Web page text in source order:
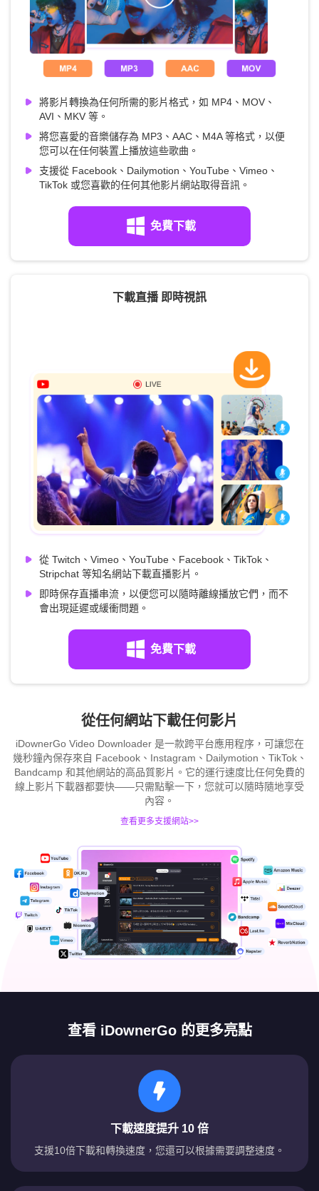
將影片轉換為任何所需的影片格式，如 MP4、MOV、
AVI、MKV 等。
將您喜愛的音樂儲存為 MP3、AAC、M4A 等格式，以便
您可以在任何裝置上播放這些歌曲。
支援從 Facebook、Dailymotion、YouTube、Vimeo、
TikTok 或您喜歡的任何其他影片網站取得音訊。
免費下載
下載直播 即時視訊
從 Twitch、Vimeo、YouTube、Facebook、TikTok、
Stripchat 等知名網站下載直播影片。
即時保存直播串流，以便您可以隨時離線播放它們，而不
會出現延遲或緩衝問題。
免費下載
從任何網站下載任何影片
iDownerGo Video Downloader 是一款跨平台應用程序，可讓您在
幾秒鐘內保存來自 Facebook、Instagram、Dailymotion、TikTok、
Bandcamp 和其他網站的高品質影片。它的運行速度比任何免費的
線上影片下載器都要快——只需點擊一下，您就可以隨時隨地享受
內容。
查看更多支援網站>>
查看 iDownerGo 的更多亮點
下載速度提升 10 倍
支援10倍下載和轉換速度，您還可以根據需要調整速度。